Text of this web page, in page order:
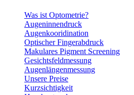
Was ist Optometrie?
Augeninnendruck
Augenkooridination
Optischer Fingerabdruck
Makulares Pigment Screening
Gesichtsfeldmessung
Augenlängenmessung
Unsere Preise
Kurzsichtigkeit